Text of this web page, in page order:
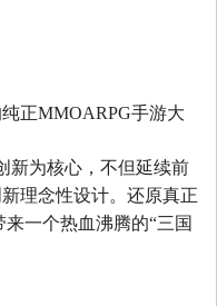
纯正MMOARPG手游大
新为核心，不但延续前
理念性设计。还原真正
一个热血沸腾的“三国